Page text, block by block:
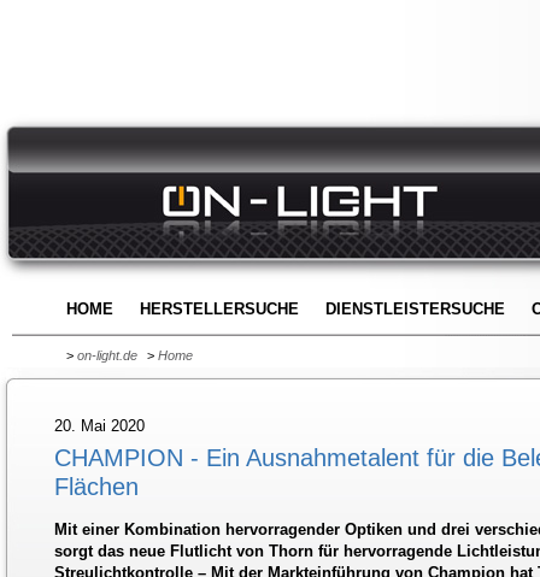
HOME HERSTELLERSUCHE DIENSTLEISTERSUCHE
> on-light.de > Home
20. Mai 2020
CHAMPION - Ein Ausnahmetalent für die
Flächen
Mit einer Kombination hervorragender Optiken und drei
sorgt das neue Flutlicht von Thorn für hervorragende
Streulichtkontrolle – Mit der Markteinführung von Champion